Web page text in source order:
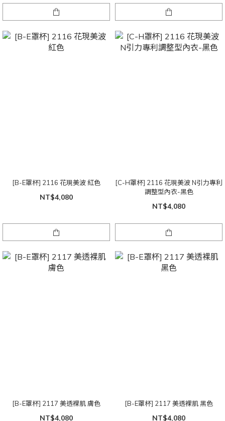
[B-E罩杯] 2116 花現美波 紅色
NT$4,080
[C-H罩杯] 2116 花現美波 N引力專利
調整型內衣-黑色
NT$4,080
[B-E罩杯] 2117 美透裸肌 膚色
NT$4,080
[B-E罩杯] 2117 美透裸肌 黑色
NT$4,080